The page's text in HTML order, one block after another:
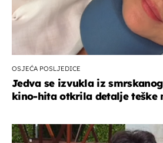
OSJEĆA POSLJEDICE
Jedva se izvukla iz
kino-hita otkrila detalje teške